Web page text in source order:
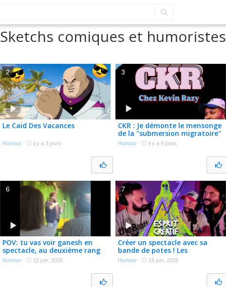
Sketchs comiques et humoristes
Le Caid Des Vacances
Humour · il y a 3 jours
2
CKR : Je démonte le mensonge
de la "submersion migratoire"
à Ceuta
Humour · il y a 4 jours
3
POV: tu vas voir ganesh en
spectacle, au deuxième rang
Humour · 12 juin, 2026
6
Créer un spectacle avec sa
bande de potes ! Les
Franglaises
@saintsauvagestudio (ESPRIT
Humour · 18 juin, 2026
7